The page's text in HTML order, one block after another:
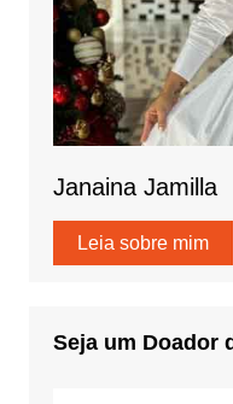
Janaina Jamilla
Leia sobre mim
Seja um Doador